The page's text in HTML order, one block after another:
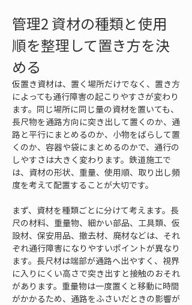
管理2 資材の種類と使用
順を整理して置き方を決
める
仮置き資材は、置く場所だけでなく、置き方
によっても通行障害の起こりやすさが変わり
ます。同じ場所に同じ量の資材を置いても、
長尺物を通路方向に突き出して置くのか、通
路と平行にまとめるのか、小物をばらして置
くのか、容器や袋にまとめるのかで、通行の
しやすさは大きく変わります。鉄道施工で
は、資材の形状、重量、使用順、取り出し頻
度を考えて配置することが大切です。
まず、資材を種類ごとに分けて考えます。長
尺の材料、重量物、細かい部品、工具類、仮
設材、保安用品、撤去材、廃材などは、それ
ぞれ通行障害になりやすいポイントが異なり
ます。長尺材は端部が通路へ出やすく、視界
に入りにくい高さで突き出すと接触のおそれ
があります。重量物は一度置くと移動に時間
がかかるため、通路をふさいだときの影響が